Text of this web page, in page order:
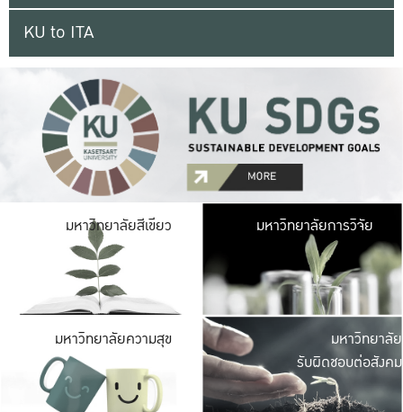
KU to ITA
มหาวิทยาลัยสีเขียว มหาวิ
มีพื้นที่เขียวสดใส
เป็นป่าในเมือง เกษต
มหาวิทยาลัยการวิจัย
มหาวิทยาลัยความสุข มหาวิ
ค
เปิดประ
และพบเรื่องราวใ
มหาวิทยาลัย
รับผิดชอบต่อสังคม